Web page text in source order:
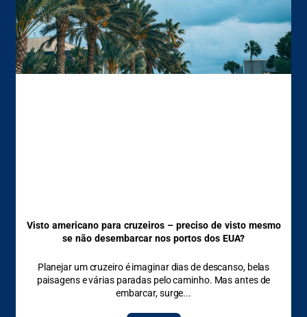
Visto americano para cruzeiros – preciso de visto mesmo
se não desembarcar nos portos dos EUA?
Planejar um cruzeiro é imaginar dias de descanso, belas
paisagens e várias paradas pelo caminho. Mas antes de
embarcar, surge